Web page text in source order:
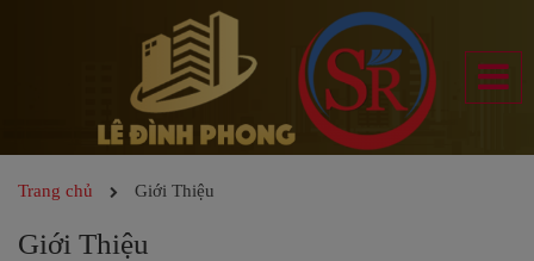
Trang chủ Giới Thiệu
Giới Thiệu